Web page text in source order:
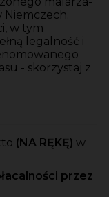
Niemczech.
w tym
legalność i
- skorzystaj z
(NA RĘKĘ) w
przez